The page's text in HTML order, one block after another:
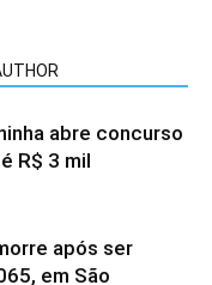
abre concurso
R$ 3 mil
após ser
em São